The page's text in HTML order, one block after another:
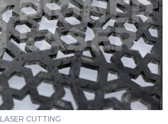
LASER CUTTING